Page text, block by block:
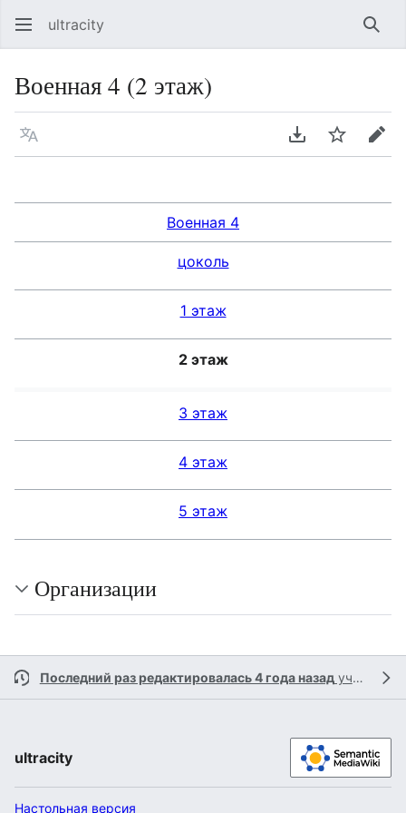
ultracity
Военная 4 (2 этаж)
Язык Скачать PDF
Следить
Военная 4
цоколь
1 этаж
2 этаж
3 этаж
4 этаж
5 этаж
Организации
Последний раз редактировалась 4 года назадучастником
ultracity
Настольная версия